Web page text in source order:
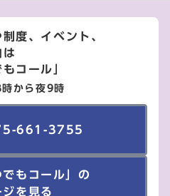
度、イベント、
は
コール」
から夜9時
661-3755
でもコール」の
ジを見る